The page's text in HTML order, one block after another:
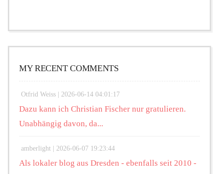
MY RECENT COMMENTS
Otfrid Weiss | 2026-06-14 04:01:17
Dazu kann ich Christian Fischer nur gratulieren.
Unabhängig davon, da...
amberlight | 2026-06-07 19:23:44
Als lokaler blog aus Dresden - ebenfalls seit 2010 -